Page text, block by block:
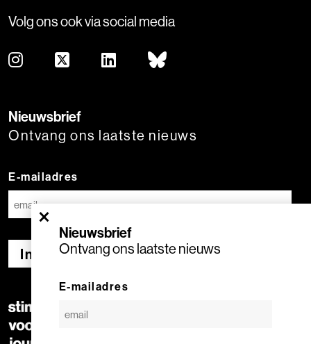
×
Nieuwsbrief
Ontvang ons laatste nieuws
E-mailadres
Volg ons ook via social media
Nieuwsbrief
Ontvang ons laatste nieuws
E-mailadres
Inschrijven